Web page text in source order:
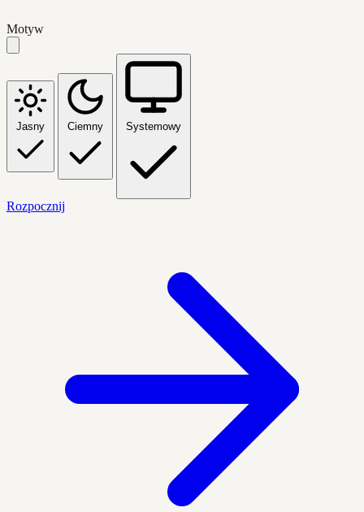
Motyw
Jasny Ciemny Systemowy
Rozpocznij